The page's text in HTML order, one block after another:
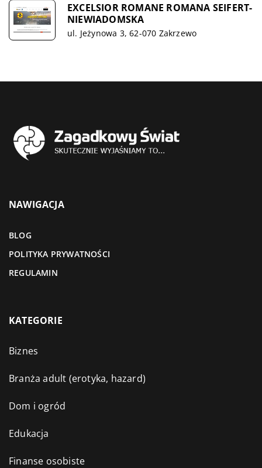
EXCELSIOR ROMANE ROMANA SEIFERT-
NIEWIADOMSKA
ul. Jeżynowa 3, 62-070 Zakrzewo
NAWIGACJA
BLOG
POLITYKA PRYWATNOŚCI
REGULAMIN
KATEGORIE
Biznes
Branża adult (erotyka, hazard)
Dom i ogród
Edukacja
Finanse osobiste